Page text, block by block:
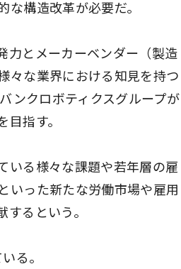
構造改革が必要だ。
力とメーカーベンダー（製造
々な業界における知見を持つ
ンクロボティクスグループが
指す。
いる様々な課題や若年層の雇
いった新たな労働市場や雇用
るという。
る。